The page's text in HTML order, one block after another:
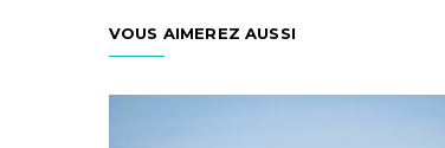
VOUS AIMEREZ AUSSI